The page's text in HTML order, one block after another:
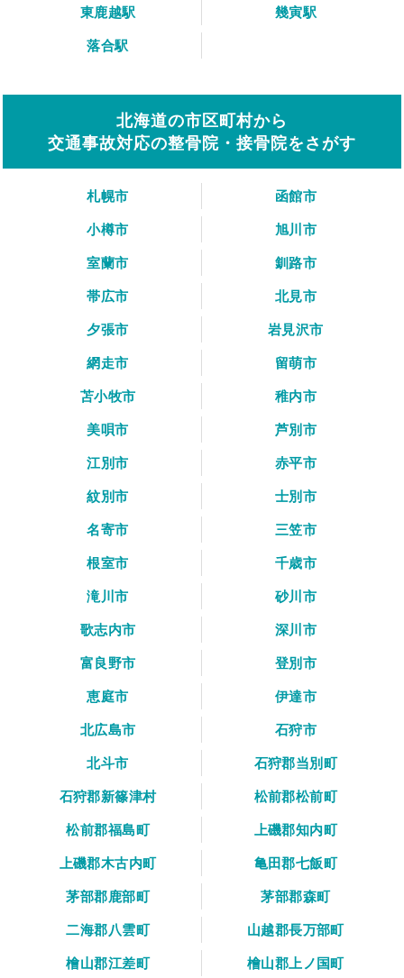
東鹿越駅
幾寅駅
落合駅
北海道の市区町村から
交通事故対応の整骨院・接骨院をさがす
札幌市
函館市
小樽市
旭川市
室蘭市
釧路市
帯広市
北見市
夕張市
岩見沢市
網走市
留萌市
苫小牧市
稚内市
美唄市
芦別市
江別市
赤平市
紋別市
士別市
名寄市
三笠市
根室市
千歳市
滝川市
砂川市
歌志内市
深川市
富良野市
登別市
恵庭市
伊達市
北広島市
石狩市
北斗市
石狩郡当別町
石狩郡新篠津村
松前郡松前町
松前郡福島町
上磯郡知内町
上磯郡木古内町
亀田郡七飯町
茅部郡鹿部町
茅部郡森町
二海郡八雲町
山越郡長万部町
檜山郡江差町
檜山郡上ノ国町